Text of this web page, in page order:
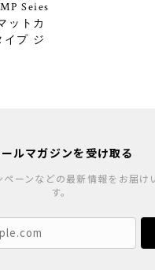
Seies
ットカ
イプ ジ
ルマガジンを受け取る
ーンなどの最新情報をお届け
す。